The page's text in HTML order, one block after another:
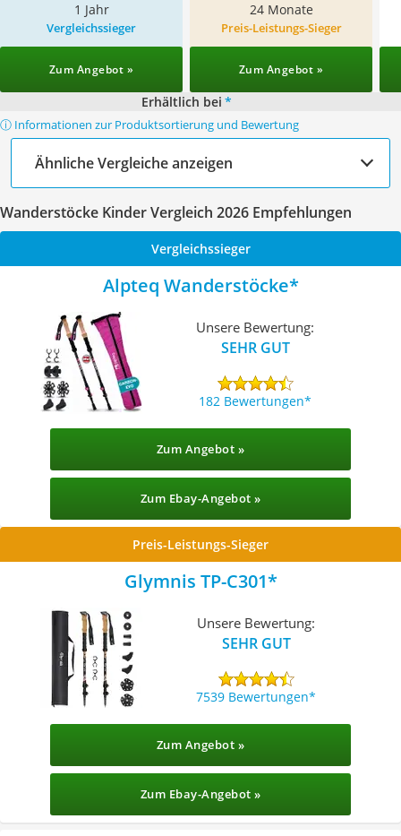
1 Jahr 24 Monate
Vergleichssieger
Zum Angebot »
Preis-Leistungs-Sieger
Zum Angebot »
Erhältlich bei *
ⓘ Informationen zur Produktsortierung und Bewertung
Ähnliche Vergleiche anzeigen
Wanderstöcke Kinder Vergleich 2026 Empfehlungen
Vergleichssieger
Alpteq Wanderstöcke
Unsere Bewertung:
SEHR GUT
182 Bewertungen
Zum Angebot »
Zum Ebay-Angebot »
Preis-Leistungs-Sieger
Glymnis TP-C301
Unsere Bewertung:
SEHR GUT
7539 Bewertungen
Zum Angebot »
Zum Ebay-Angebot »